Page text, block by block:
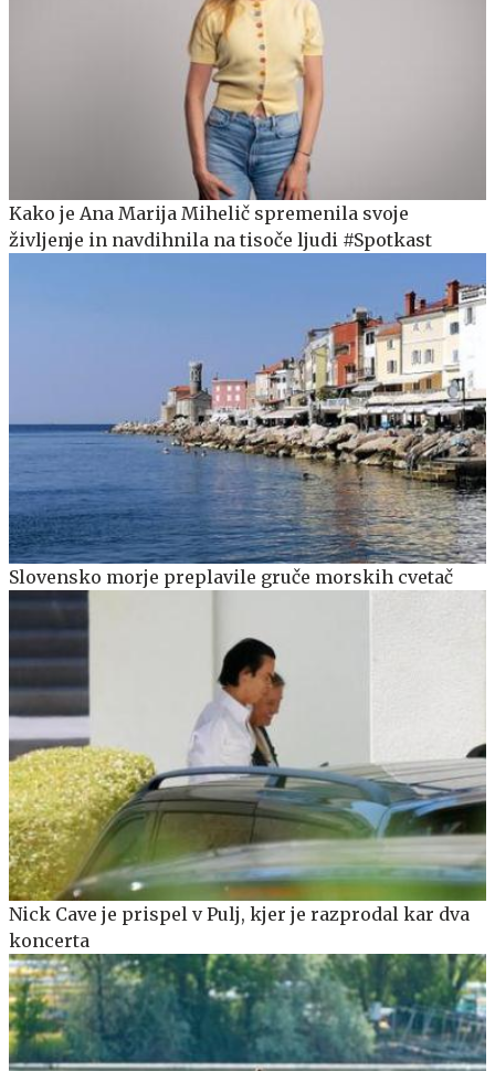
Kako je Ana Marija Mihelič spremenila svoje
življenje in navdihnila na tisoče ljudi #Spotkast
Slovensko morje preplavile gruče morskih cvetač
Nick Cave je prispel v Pulj, kjer je razprodal kar dva
koncerta